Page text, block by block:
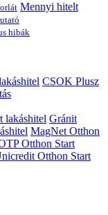
Mennyi hitelt
hibák
CSOK Plusz
lakáshitel Gránit
MagNet Otthon
Otthon Start
Otthon Start